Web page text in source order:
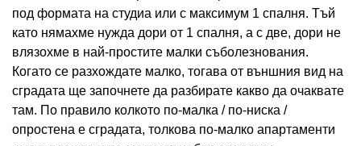
под формата на студиа или с максимум 1 спалня. Тъй
като нямахме нужда дори от 1 спалня, а с две, дори не
влязохме в най-простите малки съболезнования.
Когато се разхождате малко, тогава от външния вид на
сградата ще започнете да разбирате какво да очаквате
там. По правило колкото по-малка / по-ниска /
опростена е сградата, толкова по-малко апартаменти